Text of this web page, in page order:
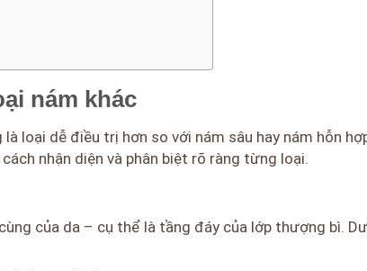
nám khác
loại dễ điều trị hơn so với nám sâu hay nám hỗn
nhận diện và phân biệt rõ ràng từng loại.
của da – cụ thể là tầng đáy của lớp thượng bì.